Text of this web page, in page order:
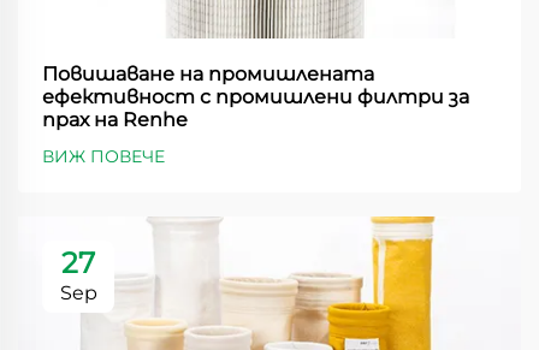
Повишаване на промишлената
ефективност с промишлени филтри за
прах на Renhe
ВИЖ ПОВЕЧЕ
27
Sep